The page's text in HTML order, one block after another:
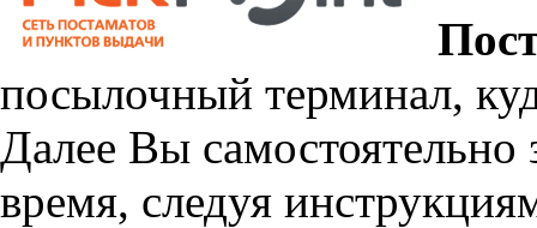
посылочный терминал,
Далее Вы самостоятельно
время, следуя